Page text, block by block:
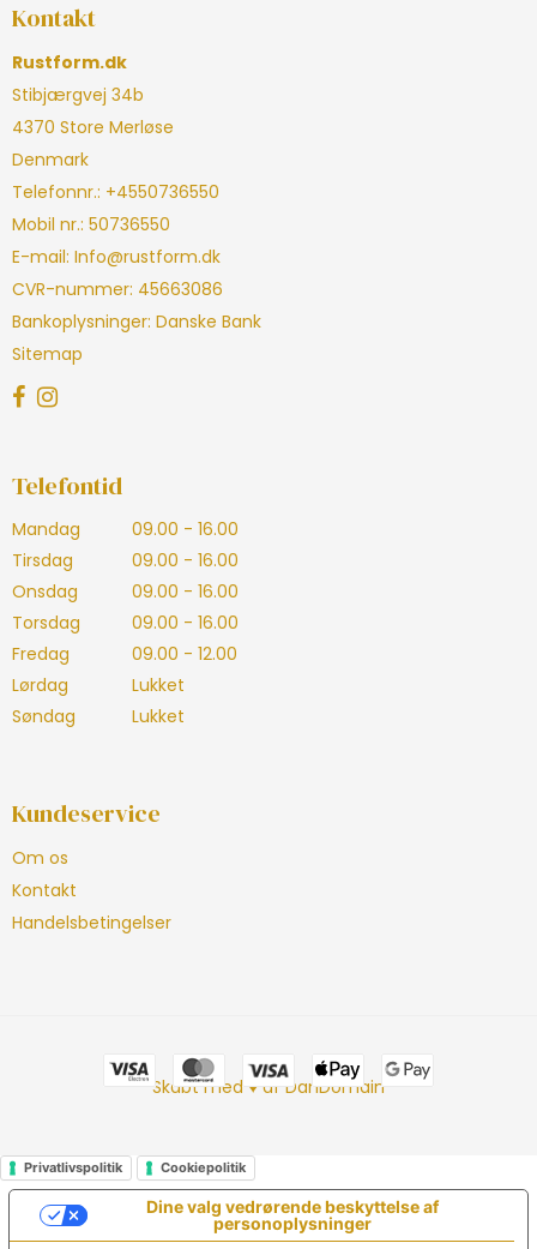
Kontakt
Rustform.dk
Stibjærgvej 34b
4370 Store Merløse
Denmark
Telefonnr.: +4550736550
Mobil nr.: 50736550
E-mail: Info@rustform.dk
CVR-nummer: 45663086
Bankoplysninger: Danske Bank
Sitemap
Telefontid
Mandag
09.00 - 16.00
Tirsdag
09.00 - 16.00
Onsdag
09.00 - 16.00
Torsdag
09.00 - 16.00
Fredag
09.00 - 12.00
Lørdag
Lukket
Søndag
Lukket
Kundeservice
Om os
Kontakt
Handelsbetingelser
Skabt med ♥ af DanDomain
Privatlivspolitik Cookiepolitik
Dine valg vedrørende beskyttelse af
personoplysninger